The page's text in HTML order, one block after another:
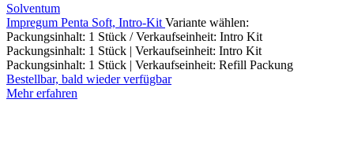
Solventum
Impregum Penta Soft, Intro-Kit Variante wählen:
Packungsinhalt: 1 Stück / Verkaufseinheit: Intro Kit
Packungsinhalt: 1 Stück | Verkaufseinheit: Intro Kit
Packungsinhalt: 1 Stück | Verkaufseinheit: Refill Packung
Bestellbar, bald wieder verfügbar
Mehr erfahren